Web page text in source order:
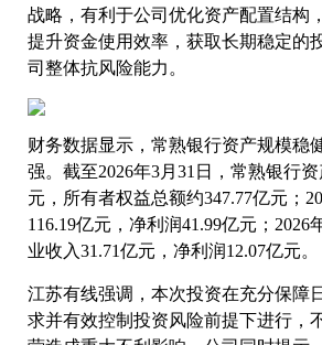
战略，有利于公司优化资产配置结构
提升资金使用效率，获取长期稳定的
司整体抗风险能力。
财务数据显示，常熟银行资产规模稳
强。截至2026年3月31日，常熟银行
元，所有者权益总额约347.77亿元；
116.19亿元，净利润41.99亿元；2026
业收入31.71亿元，净利润12.07亿元。
江苏有线强调，本次投资在充分保障
求并有效控制投资风险前提下进行，